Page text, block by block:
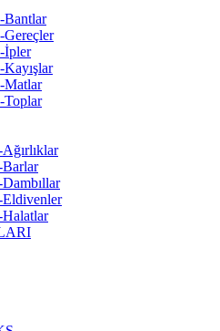
Bantlar
İpler
Matlar
Toplar
Eldivenler